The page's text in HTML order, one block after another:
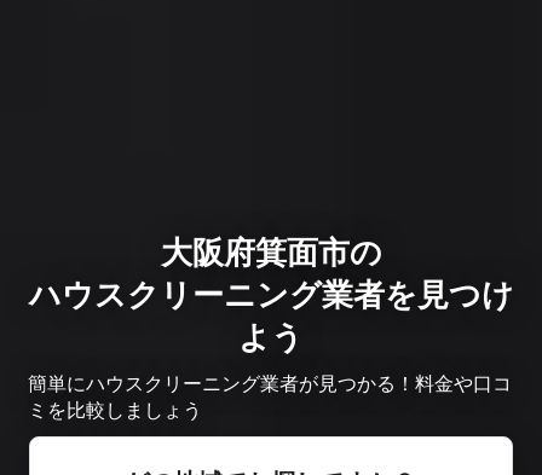
大阪府箕面市の
ハウスクリーニング業者を見つけ
よう
簡単にハウスクリーニング業者が見つかる！料金や口コ
ミを比較しましょう